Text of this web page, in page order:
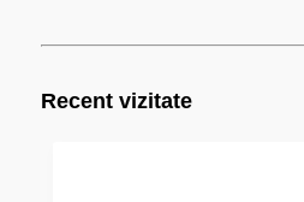
Recent vizitate